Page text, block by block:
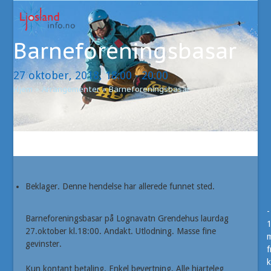
content
Open
mobile
menu
Close
mobile
menu
Barneforeningsbasar
27 oktober, 2018, 18:00-20:00
Hjem »Arrangementer»Barneforeningsbasar
Beklager. Denne hendelse har allerede funnet sted.
Barneforeningsbasar på Lognavatn Grendehus laurdag
27.oktober kl.18:00. Andakt. Utlodning. Masse fine
gevinster.
Kun kontant betaling. Enkel bevertning. Alle hjarteleg
-